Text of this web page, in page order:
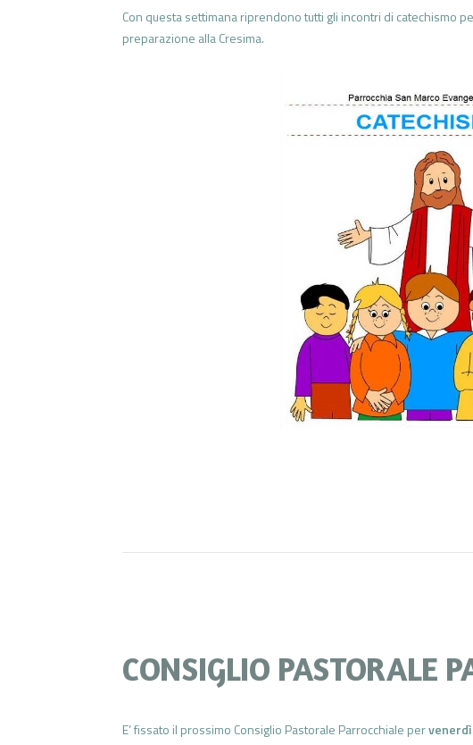
Con questa settimana riprendono tutti gli incontri di catechismo
preparazione alla Cresima.
CONSIGLIO PASTORALE
E’ fissato il prossimo Consiglio Pastorale Parrocchiale per